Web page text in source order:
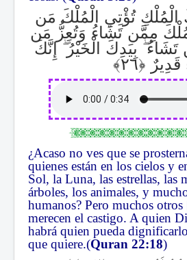
الْمُلْكِ تُؤْتِي الْمُلْكَ مَن
مِمَّن تَشَاءُ وَتُعِزُّ مَن
تَشَاءُۖ بِيَدِكَ الْخَيْرُۖإِنَّكَ
¿Acaso no ves que se
quienes están en los cielos y
Sol, la Luna, las estrellas, las
árboles, los animales, y
humanos? Pero muchos otros
merecen el castigo. A quien
habrá quien pueda
que quiere.(Quran 22:18)